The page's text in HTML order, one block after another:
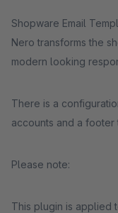
Shopware Email
Nero transforms the
modern looking
There is a
accounts and a footer
Please note:
This plugin is applied